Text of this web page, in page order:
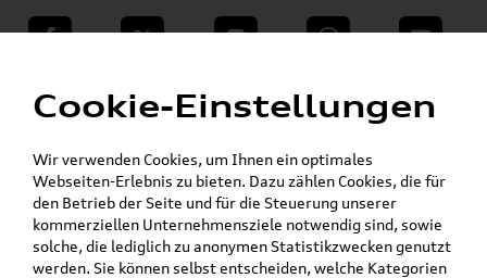
teilen Twitter Instagram WhatsApp E-Mail
VW Shop - VW Originalteile und Zubehör »
»
Audi Original Räder, Reifen & Felgen
Kompletträder » Winterkompletträder »
Alufelgen auf Winterreifen
Mein Kundenkonto Warenkorb
Cookie-Einstellungen
Wir verwenden Cookies, um Ihnen ein optimales
Webseiten-Erlebnis zu bieten. Dazu zählen Cookies, die für
den Betrieb der Seite und für die Steuerung unserer
kommerziellen Unternehmensziele notwendig sind, sowie
solche, die lediglich zu anonymen Statistikzwecken genutzt
werden. Sie können selbst entscheiden, welche Kategorien